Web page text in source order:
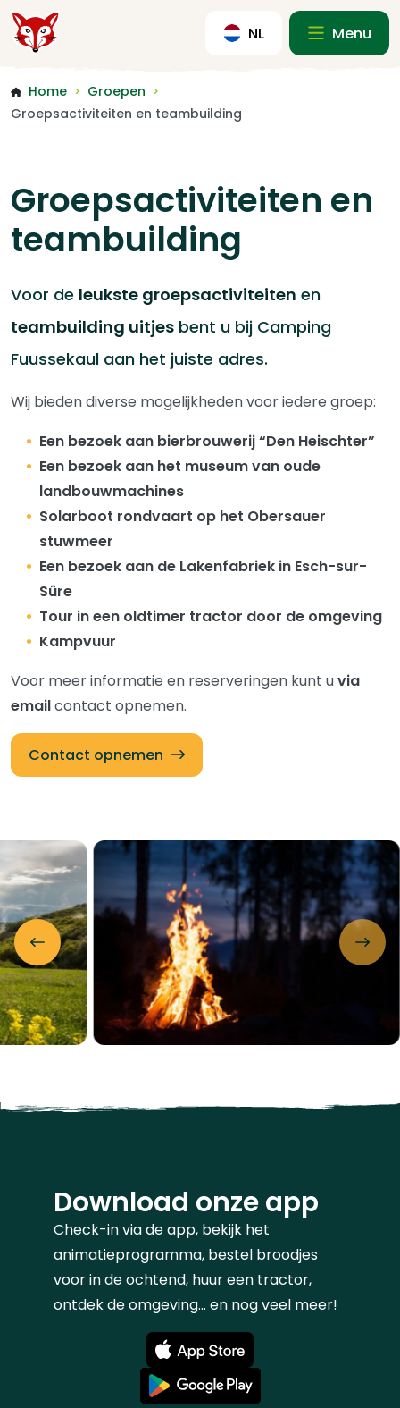
NL Menu
Home > Groepen >
Groepsactiviteiten en teambuilding
Groepsactiviteiten en
teambuilding
Voor de leukste groepsactiviteiten en
teambuilding uitjes bent u bij Camping
Fuussekaul aan het juiste adres.
Wij bieden diverse mogelijkheden voor iedere groep:
Een bezoek aan bierbrouwerij “Den Heischter”
Een bezoek aan het museum van oude
landbouwmachines
Solarboot rondvaart op het Obersauer
stuwmeer
Een bezoek aan de Lakenfabriek in Esch-sur-
Sûre
Tour in een oldtimer tractor door de omgeving
Kampvuur
Voor meer informatie en reserveringen kunt uvia
emailcontact opnemen.
Contact opnemen
Download onze app
Check-in via de app, bekijk het
animatieprogramma, bestel broodjes
voor in de ochtend, huur een tractor,
ontdek de omgeving... en nog veel meer!